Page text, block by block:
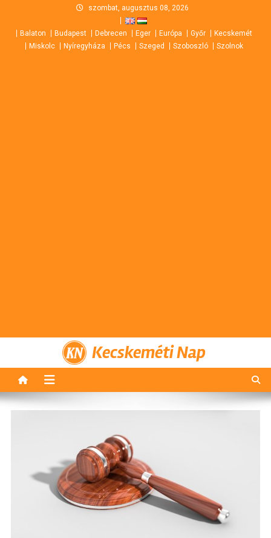
content
szombat, augusztus 08, 2026
Balaton Budapest Debrecen Eger Európa Győr
Kecskemét
Miskolc
Nyíregyháza Pécs Szeged Szoboszló Szolnok
Kecskeméti Nap